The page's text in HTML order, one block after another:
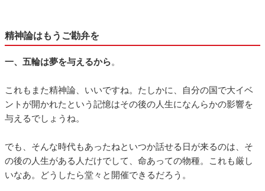
精神論はもうご勘弁を
一、五輪は夢を与えるから。
これもまた精神論、いいですね。たしかに、自分の国で大イベ
ントが開かれたという記憶はその後の人生になんらかの影響を
与えるでしょうね。
でも、そんな時代もあったねといつか話せる日が来るのは、そ
の後の人生がある人だけでして、命あっての物種。これも厳し
いなあ。どうしたら堂々と開催できるだろう。